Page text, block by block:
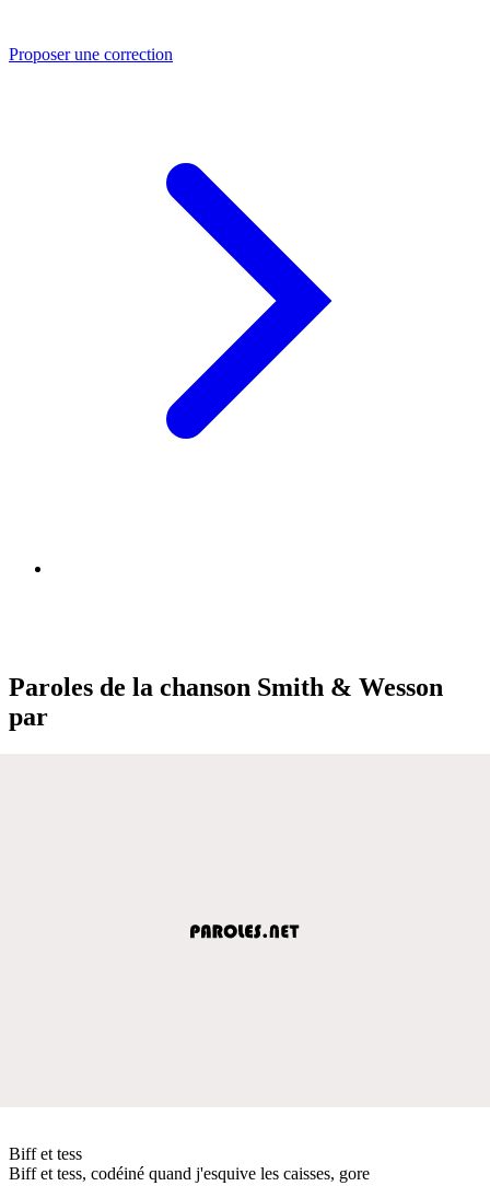
Proposer une correction
Paroles de la chanson Smith & Wesson
par
Biff et tess
Biff et tess, codéiné quand j'esquive les caisses, gore